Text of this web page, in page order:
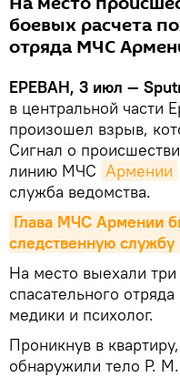
боевых расчета
отряда МЧС
ЕРЕВАН, 3 июл —
в центральной части
произошел взрыв,
Сигнал о
линию МЧС Армении
служба ведомства.
Глава МЧС Армении
следственную службу
На место выехали
спасательного
медики и психолог.
Проникнув в
обнаружили тело Р.